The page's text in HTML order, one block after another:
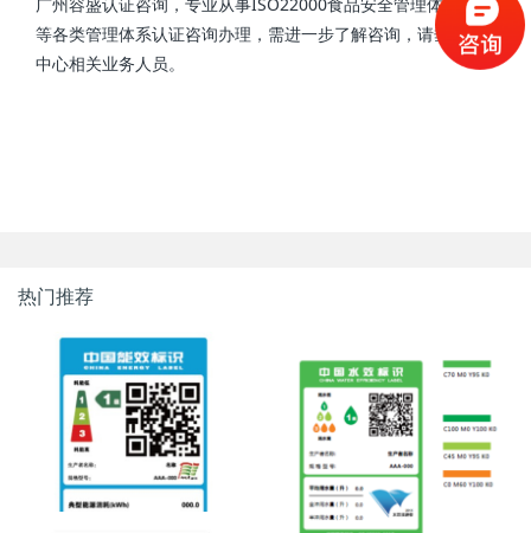
等各类管理体系认证咨询办理，需进一步了解咨询，请垂询我
中心相关业务人员。
热门推荐